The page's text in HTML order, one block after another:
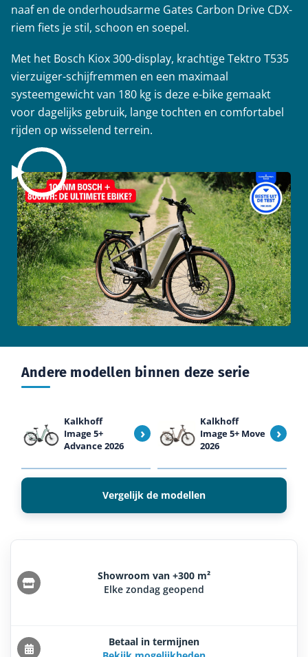
naaf en de onderhoudsarme Gates Carbon Drive CDX-
riem fiets je stil, schoon en soepel.
Met het Bosch Kiox 300-display, krachtige Tektro T535
vierzuiger-schijfremmen en een maximaal
systeemgewicht van 180 kg is deze e-bike gemaakt
voor dagelijks gebruik, lange tochten en comfortabel
rijden op wisselend terrein.
Andere modellen binnen deze serie
Kalkhoff
Image 5+
Advance 2026
›
Kalkhoff
Image 5+ Move
2026
›
Vergelijk de modellen
Showroom van +300 m²
Elke zondag geopend
Betaal in termijnen